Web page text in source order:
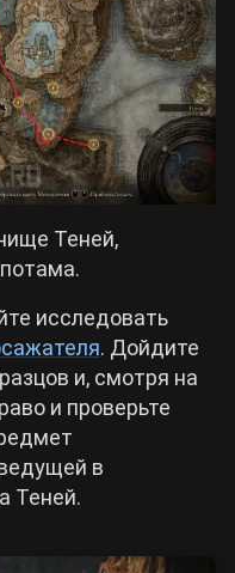
Теней,
исследовать
. Дойдите
и, смотря на
и проверьте
в
Теней.